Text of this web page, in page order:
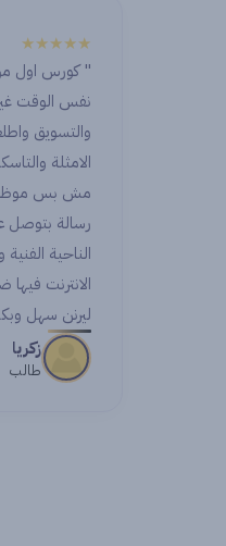
" المدرب والمتدرب في
في عالم البراندينج
افاق جديدة من خلال
في الكورس وانو الشركة
الشركة او اي بزنس هوا
زكي وكريتف ومن
التاخير فيها ولا سيشن كان
مع الشباب وصبايا
العافية يارب "